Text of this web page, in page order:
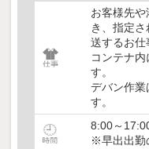
お客様先
き、指定
送するお仕
コンテナ
す。
デバン作業
す。
8:00～
※早出出勤